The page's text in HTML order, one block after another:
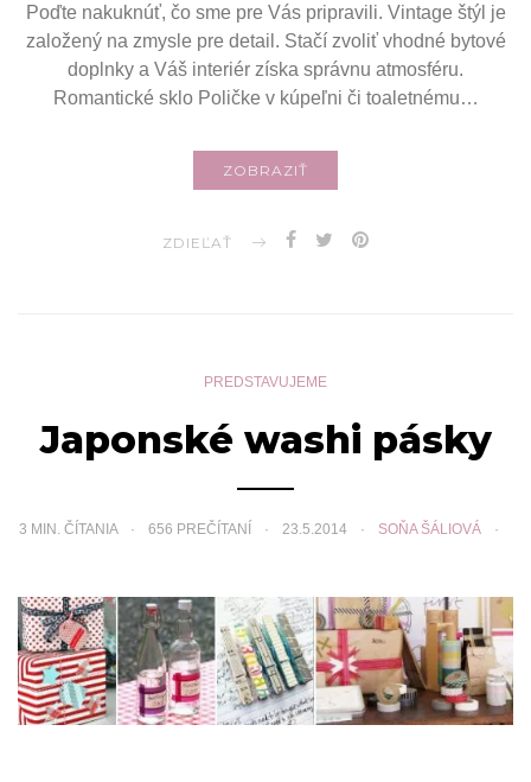
Poďte nakuknúť, čo sme pre Vás pripravili. Vintage štýl je
založený na zmysle pre detail. Stačí zvoliť vhodné bytové
doplnky a Váš interiér získa správnu atmosféru.
Romantické sklo Poličke v kúpeľni či toaletnému…
ZOBRAZIŤ
ZDIEĽAŤ
PREDSTAVUJEME
Japonské washi pásky
3 MIN. ČÍTANIA 656 PREČÍTANÍ 23.5.2014 SOŇA ŠÁLIOVÁ